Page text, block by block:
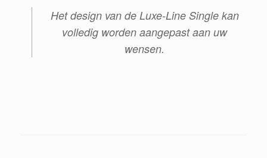
Het design van de Luxe-Line Single kan
volledig worden aangepast aan uw
wensen.